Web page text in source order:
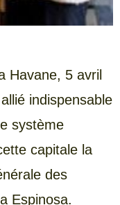
Havane, 5 avril
indispensable
système
capitale la
des
Espinosa.